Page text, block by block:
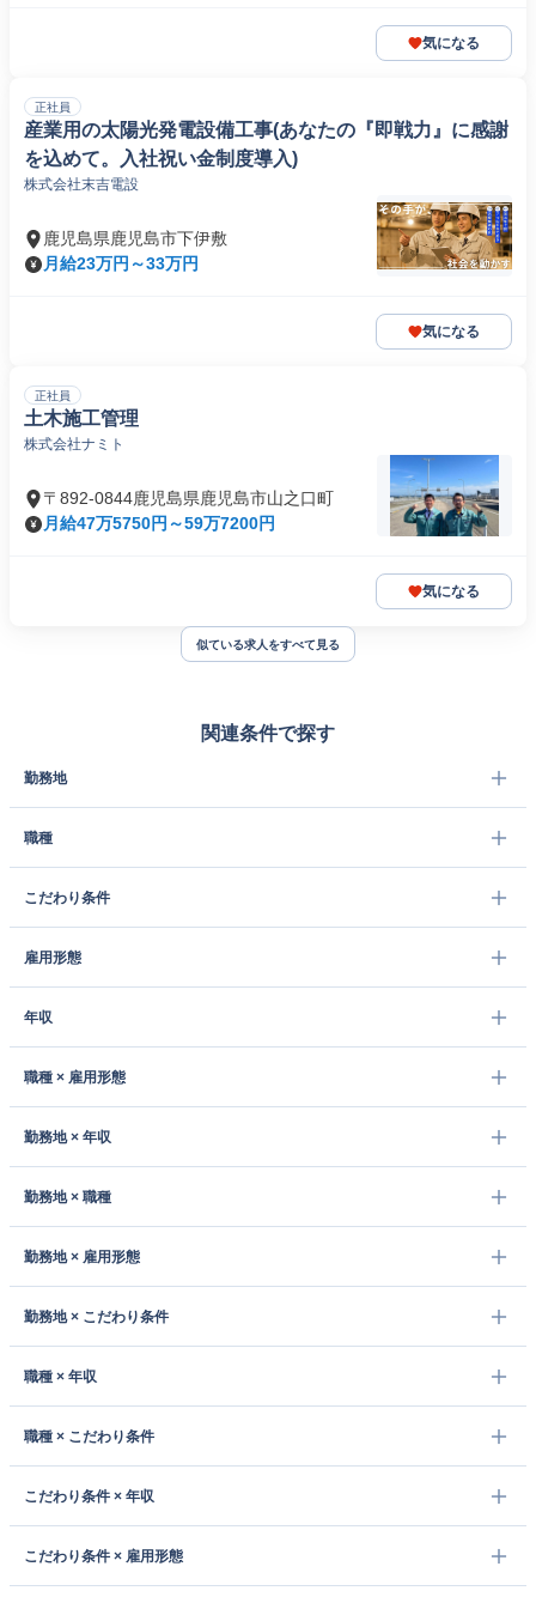
気になる
正社員
産業用の太陽光発電設備工事(あなたの『即戦力』に感謝
を込めて。入社祝い金制度導入)
株式会社末吉電設
鹿児島県鹿児島市下伊敷
月給23万円～33万円
気になる
正社員
土木施工管理
株式会社ナミト
〒892-0844鹿児島県鹿児島市山之口町
月給47万5750円～59万7200円
気になる
似ている求人をすべて見る
関連条件で探す
勤務地
職種
こだわり条件
雇用形態
年収
職種 × 雇用形態
勤務地 × 年収
勤務地 × 職種
勤務地 × 雇用形態
勤務地 × こだわり条件
職種 × 年収
職種 × こだわり条件
こだわり条件 × 年収
こだわり条件 × 雇用形態